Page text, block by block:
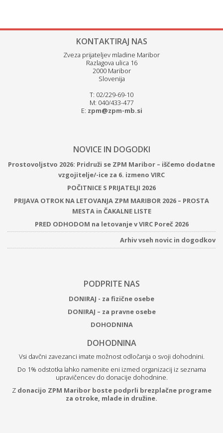
KONTAKTIRAJ NAS
Zveza prijateljev mladine Maribor
Razlagova ulica 16
2000 Maribor
Slovenija
T: 02/229-69-10
M: 040/433-477
E: zpm@zpm-mb.si
NOVICE IN DOGODKI
Prostovoljstvo 2026: Pridruži se ZPM Maribor – iščemo dodatne
vzgojitelje/-ice za 6. izmeno VIRC
POČITNICE S PRIJATELJI 2026
PRIJAVA OTROK NA LETOVANJA ZPM MARIBOR 2026 – PROSTA
MESTA in ČAKALNE LISTE
PRED ODHODOM na letovanje v VIRC Poreč 2026
Arhiv vseh novic in dogodkov
PODPRITE NAS
DONIRAJ - za fizične osebe
DONIRAJ – za pravne osebe
DOHODNINA
DOHODNINA
Vsi davčni zavezanci imate možnost odločanja o svoji dohodnini.
Do 1% odstotka lahko namenite eni izmed organizacij iz seznama
upravičencev do donacije dohodnine.
Z donacijo ZPM Maribor boste podprli brezplačne programe
za otroke, mlade in družine.